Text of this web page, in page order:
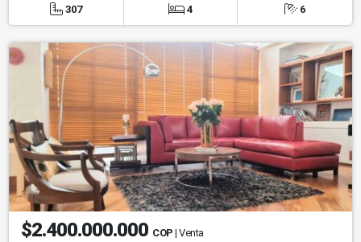
307 4 6
$2.400.000.000 COP | Venta